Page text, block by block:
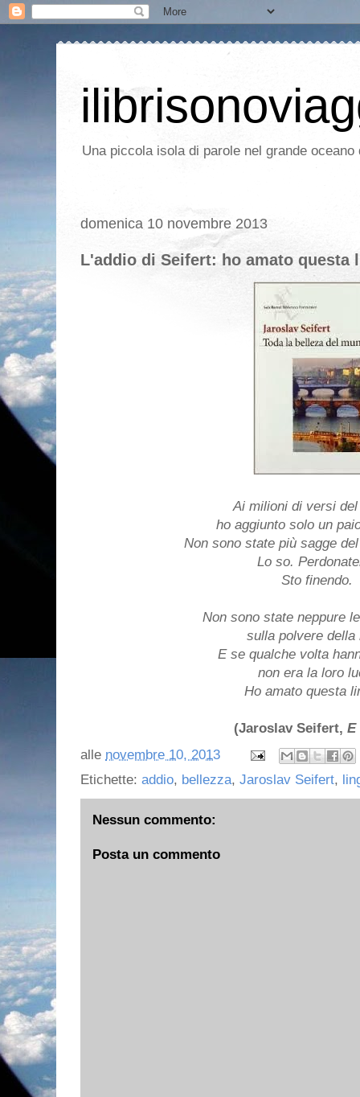
Una piccola isola di parole nel grande
domenica 10 novembre 2013
L'addio di Seifert: ho amato questa
Ai milioni di versi del
ho aggiunto solo un
Non sono state più sagge
Lo so.
Sto finendo.
Non sono state neppure
sulla polvere della
E se qualche volta
non era la loro
Ho amato questa
(Jaroslav Seifert,E
alle novembre 10, 2013
Etichette: addio, bellezza, Jaroslav Seifert,
Nessun commento:
Posta un commento